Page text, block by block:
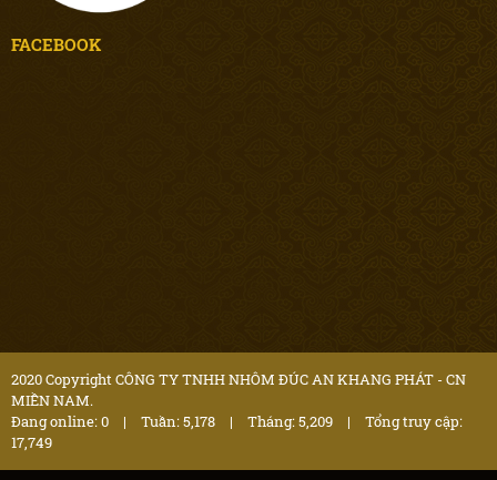
FACEBOOK
2020 Copyright CÔNG TY TNHH NHÔM ĐÚC AN KHANG PHÁT - CN
MIỀN NAM.
Đang online: 0
| Tuần: 5,178 | Tháng: 5,209 |
Tổng truy cập:
17,749